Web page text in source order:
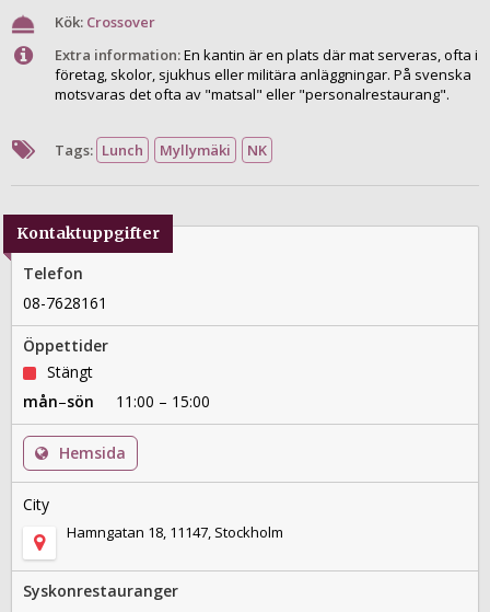
Kök: Crossover
Extra information:En kantin är en plats där mat serveras, ofta i
företag, skolor, sjukhus eller militära anläggningar. På svenska
motsvaras det ofta av "matsal" eller "personalrestaurang".
Tags: Lunch Myllymäki NK
Kontaktuppgifter
Telefon
08-7628161
Öppettider
Stängt
mån–sön 11:00 – 15:00
Hemsida
City
Hamngatan 18, 11147, Stockholm
Syskonrestauranger